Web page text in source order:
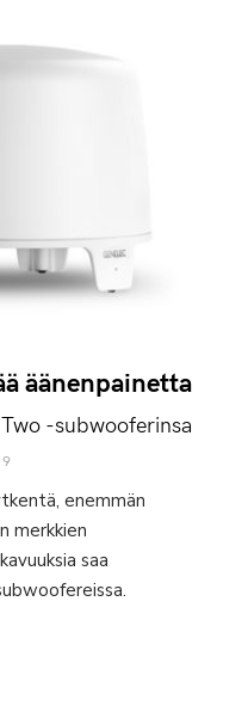
äänenpainetta
-subwooferinsa
enemmän
merkkien
saa